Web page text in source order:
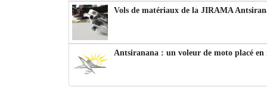
Vols de matériaux de la JIRAMA
Antsiranana : un voleur de moto placé en